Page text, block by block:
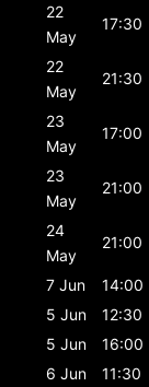
22
May
17:30
22
May
21:30
23
May
17:00
23
May
21:00
24
May
21:00
7 Jun
14:00
5 Jun
12:30
5 Jun
16:00
6 Jun
11:30